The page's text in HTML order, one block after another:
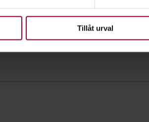
som möjligt använder vi kakor
Tillåt urval